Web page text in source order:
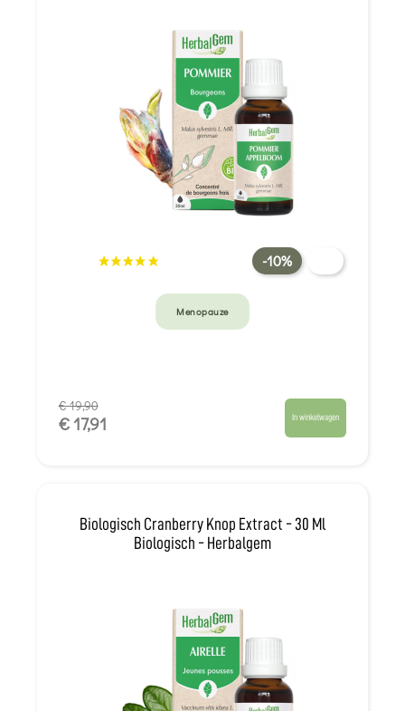
-10%
Menopauze
€ 19,90
€ 17,91 In winkelwagen
Biologisch Cranberry Knop Extract - 30 Ml
Biologisch - Herbalgem